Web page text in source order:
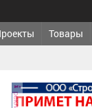
Товары